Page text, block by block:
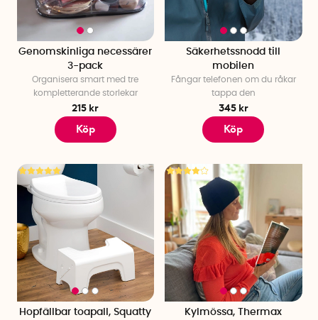
Genomskinliga necessärer
3-pack
Organisera smart med tre
kompletterande storlekar
215 kr
Köp
Säkerhetssnodd till
mobilen
Fångar telefonen om du råkar
tappa den
345 kr
Köp
Hopfällbar toapall, Squatty
Kylmössa, Thermax